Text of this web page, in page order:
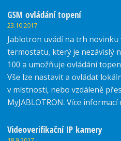
GSM ovládání topení
23.10.2017
Jablotron uvádí na trh novinku
termostatu, který je nezávislý
100 a umožňuje ovládání
Vše lze nastavit a ovládat
v místnosti, nebo vzdáleně
MyJABLOTRON. Více
Videoverifikační IP kamery